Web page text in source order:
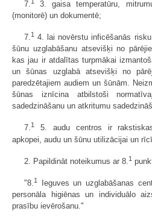
7.
3. gaisa temperatūru,
(monitorē) un dokumentē;
7.1 4. lai novērstu inficēšanās
šūnu uzglabāšanu atsevišķi no
kas jau ir atdalītas turpmākai
un šūnas uzglabā atsevišķi no
paredzētajiem audiem un šūnām.
šūnas iznīcina atbilstoši
sadedzināšanu un atkritumu
7.1
5. audu centros ir
apkopei, audu un šūnu utilizācijai un
2. Papildināt noteikumus ar 8. 1
"8.1
Ieguves un uzglabāšanas
personāla higiēnas un individuālo
prasību ievērošanu."